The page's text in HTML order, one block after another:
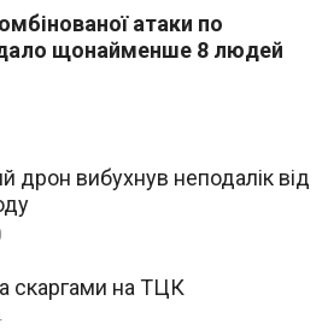
атаки по
щонайменше 8 людей
дрон вибухнув неподалік від
скаргами на ТЦК